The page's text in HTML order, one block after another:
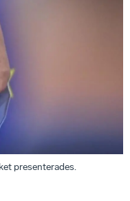
presenterades.